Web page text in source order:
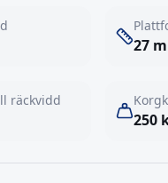
27 m
räckvidd
250